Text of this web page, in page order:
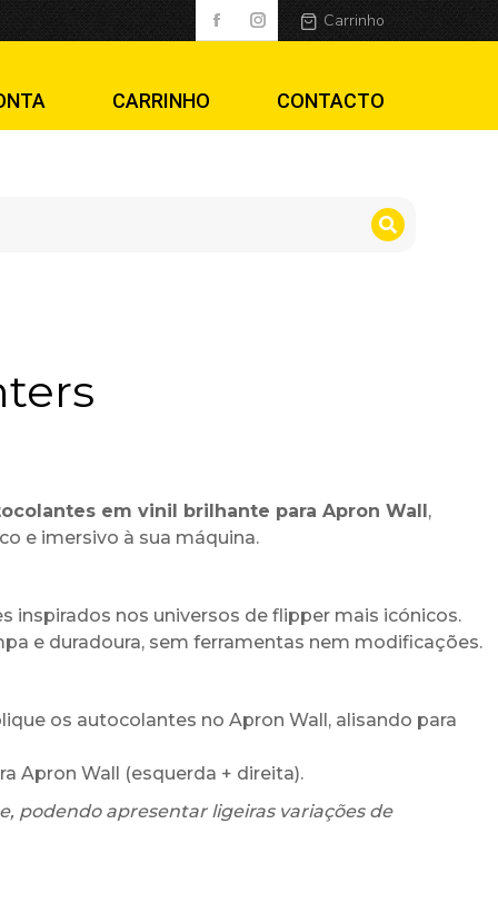
Carrinho
CARRINHO CONTACTO
em vinil brilhante para Apron Wall,
e imersivo à sua máquina.
inspirados nos universos de flipper mais icónicos.
e duradoura, sem ferramentas nem modificações.
os autocolantes no Apron Wall, alisando para
Apron Wall (esquerda + direita).
podendo apresentar ligeiras variações de